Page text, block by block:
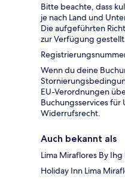
Bitte beachte, dass
je nach Land und
Die aufgeführten
zur Verfügung
Wenn du deine
EU-Verordnungen
Buchungsservices
Widerrufsrecht.
Auch bekannt als
Lima Miraflores By Ihg
Holiday Inn Lima